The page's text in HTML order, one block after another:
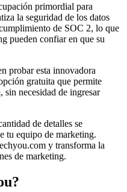
primordial para
la seguridad de los datos
de SOC 2, lo que
pueden confiar en que su
probar esta innovadora
gratuita que permite
sin necesidad de ingresar
de detalles se
tu equipo de marketing.
y transforma la
de marketing.